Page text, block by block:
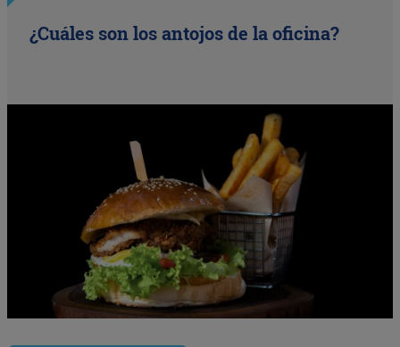
¿Cuáles son los antojos de la oficina?